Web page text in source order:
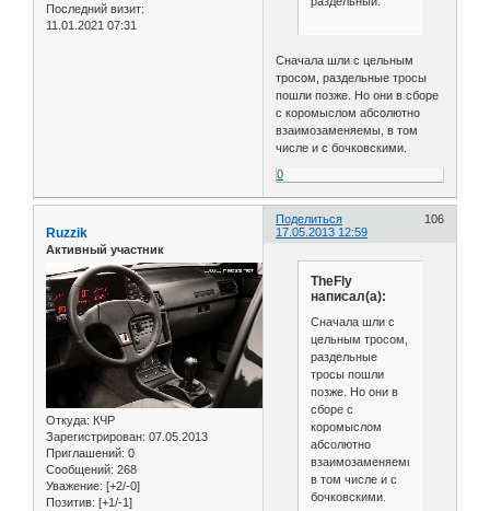
Последний визит:
11.01.2021 07:31
Сначала шли с цельным
тросом, раздельные тросы
пошли позже. Но они в сборе
с коромыслом абсолютно
взаимозаменяемы, в том
числе и с бочковскими.
0
Поделиться
106
17.05.2013 12:59
Ruzzik
Активный участник
Откуда: КЧР
Зарегистрирован: 07.05.2013
Приглашений: 0
Сообщений: 268
Уважение: [+2/-0]
Позитив: [+1/-1]
TheFly
написал(а):
Сначала шли с
цельным тросом,
раздельные
тросы пошли
позже. Но они в
сборе с
коромыслом
абсолютно
взаимозаменяемы,
в том числе и с
бочковскими.